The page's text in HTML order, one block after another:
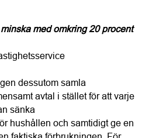
för bostadsrättsföreningar